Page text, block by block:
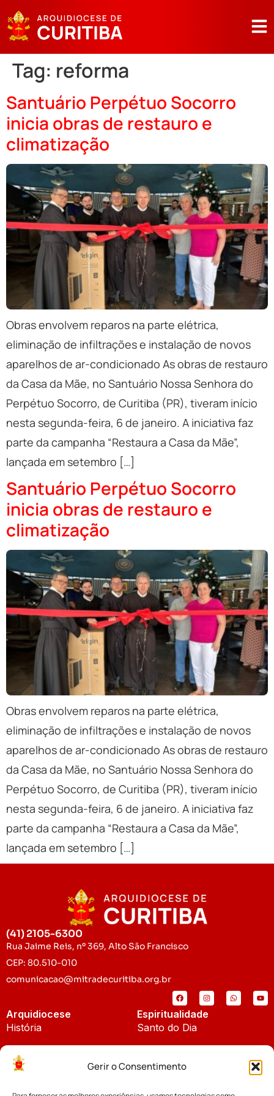
Gerir o Consentimento
Tag: reforma
Santuário Perpétuo Socorro
inicia obras de restauro e
climatização
Obras envolvem reparos na parte elétrica,
eliminação de infiltrações e instalação de novos
aparelhos de ar-condicionado As obras de restauro
da Casa da Mãe, no Santuário Nossa Senhora do
Perpétuo Socorro, de Curitiba (PR), tiveram início
nesta segunda-feira, 6 de janeiro. A iniciativa faz
parte da campanha “Restaura a Casa da Mãe”,
lançada em setembro […]
Santuário Perpétuo Socorro
inicia obras de restauro e
climatização
Obras envolvem reparos na parte elétrica,
eliminação de infiltrações e instalação de novos
aparelhos de ar-condicionado As obras de restauro
da Casa da Mãe, no Santuário Nossa Senhora do
Perpétuo Socorro, de Curitiba (PR), tiveram início
nesta segunda-feira, 6 de janeiro. A iniciativa faz
parte da campanha “Restaura a Casa da Mãe”,
lançada em setembro […]
(41) 2105-6300
Rua Jaime Reis, nº 369, Alto São Francisco
CEP: 80.510-010
comunicacao@mitradecuritiba.org.br
Arquidiocese
História
Padroeira
Espiritualidade
Santo do Dia